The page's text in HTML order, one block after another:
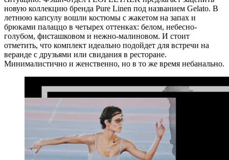
новую коллекцию бренда Pure Linen под названием Gelato. В
летнюю капсулу вошли костюмы с жакетом на запах и
брюками палаццо в четырех оттенках: белом, небесно-
голубом, фисташковом и нежно-малиновом. И стоит
отметить, что комплект идеально подойдет для встречи на
веранде с друзьями или свидания в ресторане.
Минималистично и женственно, но в то же время небанально.